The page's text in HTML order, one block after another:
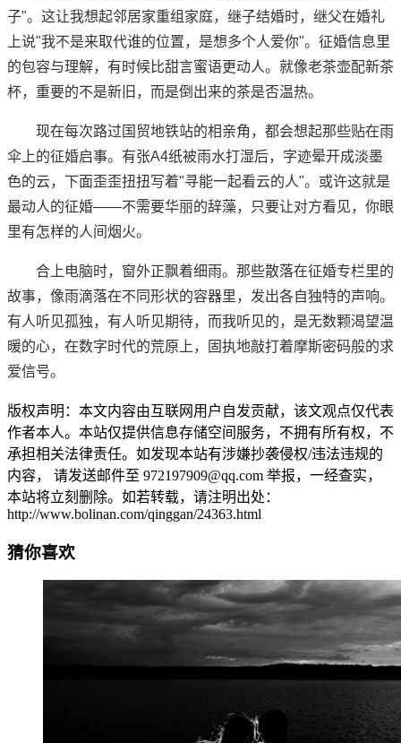
子"。这让我想起邻居家重组家庭，继子结婚时，继父在婚礼
上说"我不是来取代谁的位置，是想多个人爱你"。征婚信息里
的包容与理解，有时候比甜言蜜语更动人。就像老茶壶配新茶
杯，重要的不是新旧，而是倒出来的茶是否温热。
现在每次路过国贸地铁站的相亲角，都会想起那些贴在雨
伞上的征婚启事。有张A4纸被雨水打湿后，字迹晕开成淡墨
色的云，下面歪歪扭扭写着"寻能一起看云的人"。或许这就是
最动人的征婚——不需要华丽的辞藻，只要让对方看见，你眼
里有怎样的人间烟火。
合上电脑时，窗外正飘着细雨。那些散落在征婚专栏里的
故事，像雨滴落在不同形状的容器里，发出各自独特的声响。
有人听见孤独，有人听见期待，而我听见的，是无数颗渴望温
暖的心，在数字时代的荒原上，固执地敲打着摩斯密码般的求
爱信号。
版权声明：本文内容由互联网用户自发贡献，该文观点仅代表
作者本人。本站仅提供信息存储空间服务，不拥有所有权，不
承担相关法律责任。如发现本站有涉嫌抄袭侵权/违法违规的
内容， 请发送邮件至 972197909@qq.com 举报，一经查实，
本站将立刻删除。如若转载，请注明出处：
http://www.bolinan.com/qinggan/24363.html
猜你喜欢